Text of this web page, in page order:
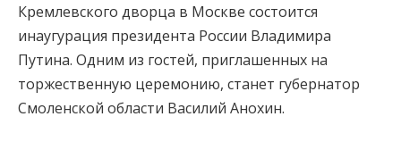
Кремлевского дворца в Москве состоится
инаугурация президента России Владимира
Путина. Одним из гостей, приглашенных на
торжественную церемонию, станет губернатор
Смоленской области Василий Анохин.